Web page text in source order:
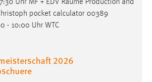
Uhr MF + EDV Räume Production and
pocket calculator 00389
- 10:00 Uhr WTC
2026
= Sitzungslaufzeit, mibew_locale = 3
= 1 Jahr
be_lastLoginProvider